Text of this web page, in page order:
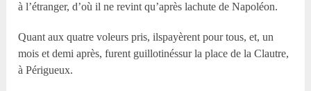
à l’étranger, d’où il ne revint qu’après lachute de Napoléon.
Quant aux quatre voleurs pris, ilspayèrent pour tous, et, un
mois et demi après, furent guillotinéssur la place de la Clautre,
à Périgueux.